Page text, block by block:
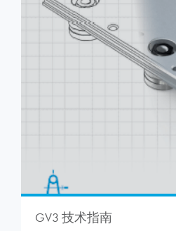
GV3 技术指南